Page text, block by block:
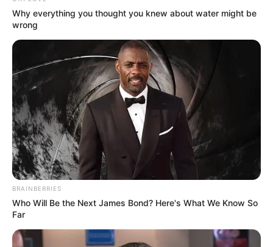
Why everything you thought you knew about water might be
wrong
BRAINBERRIES
Who Will Be the Next James Bond? Here's What We Know So
Far